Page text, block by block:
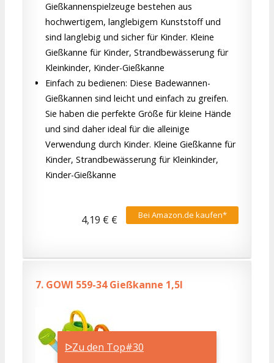
ᐅZu den Top#30
Gießkannenspielzeuge bestehen aus
hochwertigem, langlebigem Kunststoff und
sind langlebig und sicher für Kinder. Kleine
Gießkanne für Kinder, Strandbewässerung für
Kleinkinder, Kinder-Gießkanne
Einfach zu bedienen: Diese Badewannen-
Gießkannen sind leicht und einfach zu greifen.
Sie haben die perfekte Größe für kleine Hände
und sind daher ideal für die alleinige
Verwendung durch Kinder. Kleine Gießkanne für
Kinder, Strandbewässerung für Kleinkinder,
Kinder-Gießkanne
Bei Amazon.de kaufen*
4,19 € €
7. GOWI 559-34 Gießkanne 1,5l